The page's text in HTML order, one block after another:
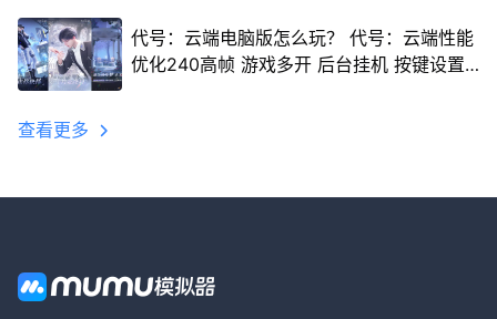
代号：云端电脑版怎么玩？ 代号：云端性能
优化240高帧 游戏多开 后台挂机 按键设置
查看更多